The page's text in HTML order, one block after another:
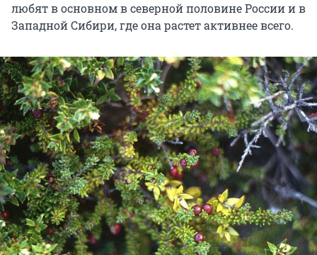
любят в основном в северной половине России и в
Западной Сибири, где она растет активнее всего.